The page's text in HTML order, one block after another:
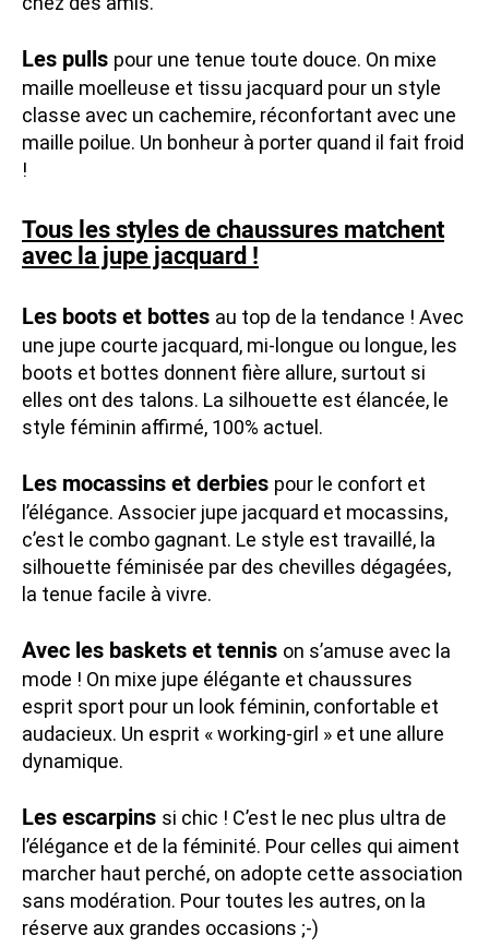
Les pulls pour une tenue toute douce. On mixe
maille moelleuse et tissu jacquard pour un style
classe avec un cachemire, réconfortant avec une
maille poilue. Un bonheur à porter quand il fait froid
!
Tous les styles de chaussures matchent
avec la jupe jacquard !
Les boots et bottes au top de la tendance ! Avec
une jupe courte jacquard, mi-longue ou longue, les
boots et bottes donnent fière allure, surtout si
elles ont des talons. La silhouette est élancée, le
style féminin affirmé, 100% actuel.
Les mocassins et derbies pour le confort et
l’élégance. Associer jupe jacquard et mocassins,
c’est le combo gagnant. Le style est travaillé, la
silhouette féminisée par des chevilles dégagées,
la tenue facile à vivre.
Avec les baskets et tennis on s’amuse avec la
mode ! On mixe jupe élégante et chaussures
esprit sport pour un look féminin, confortable et
audacieux. Un esprit « working-girl » et une allure
dynamique.
Les escarpins si chic ! C’est le nec plus ultra de
l’élégance et de la féminité. Pour celles qui aiment
marcher haut perché, on adopte cette association
sans modération. Pour toutes les autres, on la
réserve aux grandes occasions ;-)